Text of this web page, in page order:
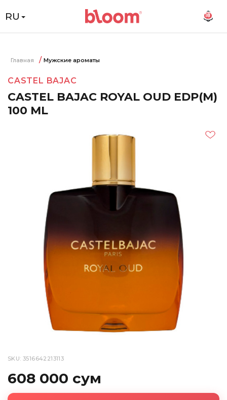
RU 18
Главная Мужские ароматы
CASTEL BAJAC
CASTEL BAJAC ROYAL OUD EDP(M)
100 ML
SKU: 3516642213113
608 000 сум